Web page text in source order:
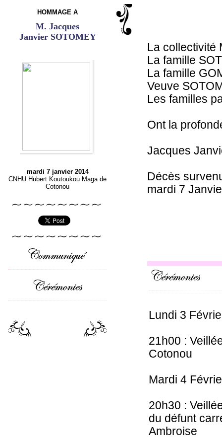
HOMMAGE A
M. Jacques
Janvier SOTOMEY
mardi 7 janvier 2014
CNHU Hubert Koutoukou Maga de
Cotonou
La collectivité
La famille
La famille
Veuve
Les familles
Ont la
Jacques
Décès
mardi 7
Lundi 3
21h00 :
Cotonou
Mardi 4
20h30 :
du défunt
Ambroise